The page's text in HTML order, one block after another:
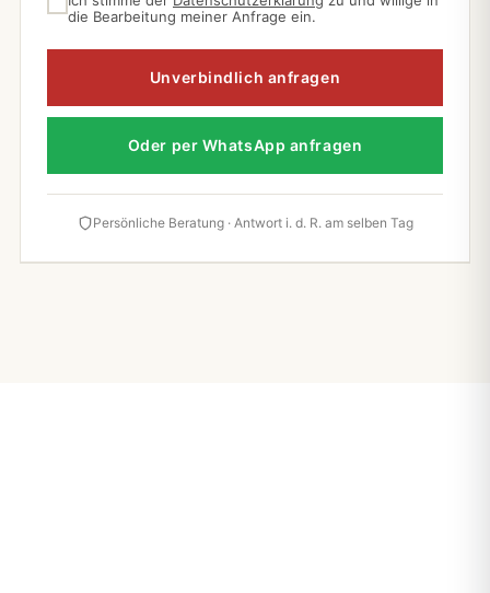
die Bearbeitung meiner Anfrage ein.
Unverbindlich anfragen
Oder per WhatsApp anfragen
Persönliche Beratung · Antwort i. d. R. am selben Tag